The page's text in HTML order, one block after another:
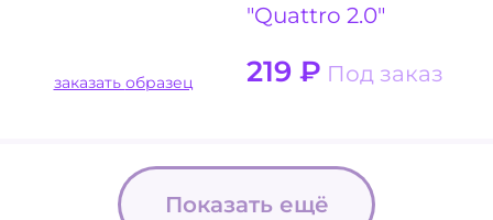
"Quattro 2.0"
219 ₽ Под заказ
заказать образец
Показать ещё